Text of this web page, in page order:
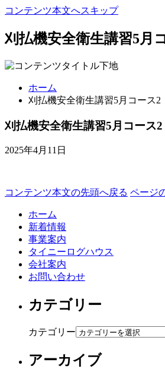
コンテンツ本文へスキップ
刈払機安全衛生講習5月
ホーム
刈払機安全衛生講習5月コース2
刈払機安全衛生講習5月コース2
2025年4月11日
コンテンツ本文の先頭へ戻る ページ
ホーム
新着情報
事業案内
タイニーログハウス
会社案内
お問い合わせ
カテゴリー
カテゴリー
アーカイブ